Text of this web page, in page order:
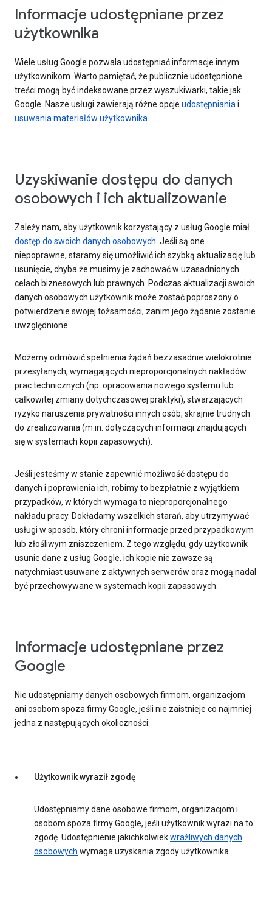
Informacje udostępniane przez
użytkownika
Wiele usług Google pozwala udostępniać informacje innym
użytkownikom. Warto pamiętać, że publicznie udostępnione
treści mogą być indeksowane przez wyszukiwarki, takie jak
Google. Nasze usługi zawierają różne opcje udostępnianiai
usuwania materiałów użytkownika.
Uzyskiwanie dostępu do danych
osobowych i ich aktualizowanie
Zależy nam, aby użytkownik korzystający z usług Google miał
dostęp do swoich danych osobowych. Jeśli są one
niepoprawne, staramy się umożliwić ich szybką aktualizację lub
usunięcie, chyba że musimy je zachować w uzasadnionych
celach biznesowych lub prawnych. Podczas aktualizacji swoich
danych osobowych użytkownik może zostać poproszony o
potwierdzenie swojej tożsamości, zanim jego żądanie zostanie
uwzględnione.
Możemy odmówić spełnienia żądań bezzasadnie wielokrotnie
przesyłanych, wymagających nieproporcjonalnych nakładów
prac technicznych (np. opracowania nowego systemu lub
całkowitej zmiany dotychczasowej praktyki), stwarzających
ryzyko naruszenia prywatności innych osób, skrajnie trudnych
do zrealizowania (m.in. dotyczących informacji znajdujących
się w systemach kopii zapasowych).
Jeśli jesteśmy w stanie zapewnić możliwość dostępu do
danych i poprawienia ich, robimy to bezpłatnie z wyjątkiem
przypadków, w których wymaga to nieproporcjonalnego
nakładu pracy. Dokładamy wszelkich starań, aby utrzymywać
usługi w sposób, który chroni informacje przed przypadkowym
lub złośliwym zniszczeniem. Z tego względu, gdy użytkownik
usunie dane z usług Google, ich kopie nie zawsze są
natychmiast usuwane z aktywnych serwerów oraz mogą nadal
być przechowywane w systemach kopii zapasowych.
Informacje udostępniane przez
Google
Nie udostępniamy danych osobowych firmom, organizacjom
ani osobom spoza firmy Google, jeśli nie zaistnieje co najmniej
jedna z następujących okoliczności:
Użytkownik wyraził zgodę
Udostępniamy dane osobowe firmom, organizacjom i
osobom spoza firmy Google, jeśli użytkownik wyrazi na to
zgodę. Udostępnienie jakichkolwiekwrażliwych danych
osobowych wymaga uzyskania zgody użytkownika.